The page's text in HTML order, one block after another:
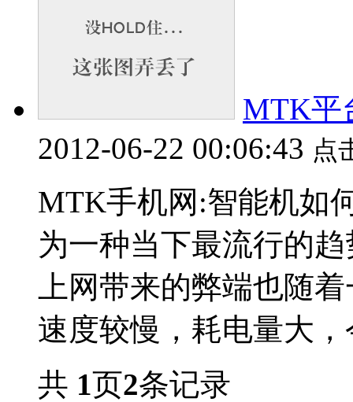
MTK平
2012-06-22 00:06:43 点
MTK手机网:智能机如
为一种当下最流行的
上网带来的弊端也随
速度较慢，耗电量大
共 1页2条记录